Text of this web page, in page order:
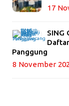
17
SING
Panggung
8 November